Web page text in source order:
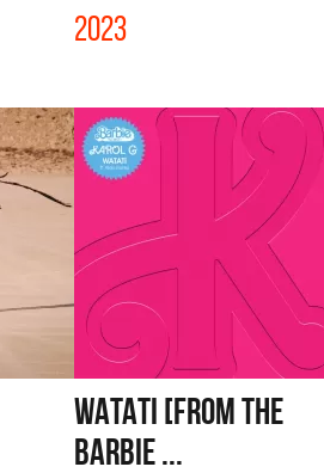
2023
WATATI [FROM THE
BARBIE ...